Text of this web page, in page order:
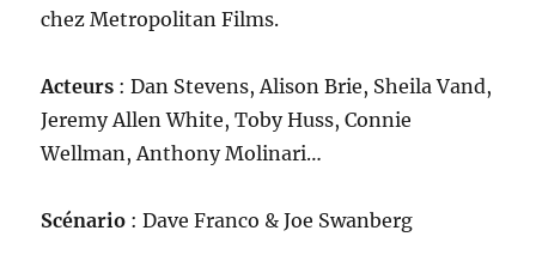
chez Metropolitan Films.
Acteurs : Dan Stevens, Alison Brie, Sheila Vand,
Jeremy Allen White, Toby Huss, Connie
Wellman, Anthony Molinari…
Scénario : Dave Franco & Joe Swanberg